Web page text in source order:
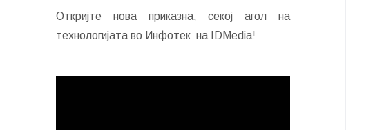
Откријте нова приказна, секој агол на
технологијата во Инфотек на IDMedia!